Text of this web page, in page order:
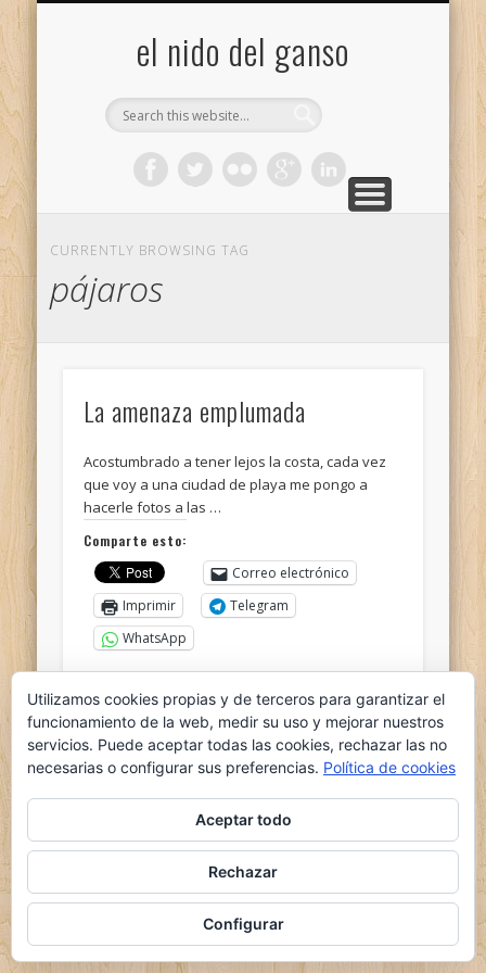
el nido del ganso
CURRENTLY BROWSING TAG
pájaros
La amenaza emplumada
Acostumbrado a tener lejos la costa, cada vez
que voy a una ciudad de playa me pongo a
hacerle fotos a las …
Comparte esto:
Correo electrónico
Imprimir
Telegram
WhatsApp
Me gusta esto:
© 2026 el nido del ganso
Pinboard ThemebyOne Designs
WordPress
Utilizamos cookies propias y de terceros para garantizar el
funcionamiento de la web, medir su uso y mejorar nuestros
servicios. Puede aceptar todas las cookies, rechazar las no
necesarias o configurar sus preferencias. Política de cookies
Aceptar todo
Rechazar
Configurar